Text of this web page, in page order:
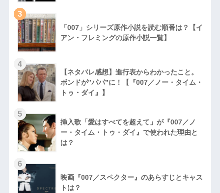
3
「007」シリーズ原作小説を読む順番は？【イ
アン・フレミングの原作小説一覧】
4
【ネタバレ感想】進行表からわかったこと。
ボンドが”パパ”に！【『007／ノー・タイム・
トゥ・ダイ』】
5
挿入歌「愛はすべてを超えて」が『007／ノ
ー・タイム・トゥ・ダイ』で使われた理由と
は？
6
映画『007／スペクター』のあらすじとキャス
トは？